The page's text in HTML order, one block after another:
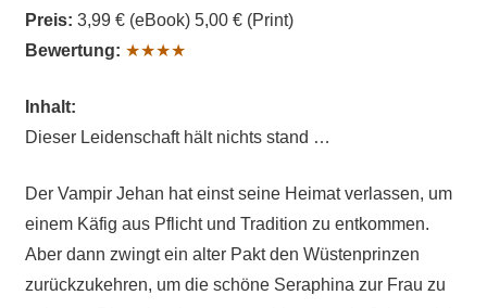
Preis: 3,99 € (eBook) 5,00 € (Print)
Bewertung: ★★★★
Inhalt:
Dieser Leidenschaft hält nichts stand …
Der Vampir Jehan hat einst seine Heimat verlassen, um
einem Käfig aus Pflicht und Tradition zu entkommen.
Aber dann zwingt ein alter Pakt den Wüstenprinzen
zurückzukehren, um die schöne Seraphina zur Frau zu